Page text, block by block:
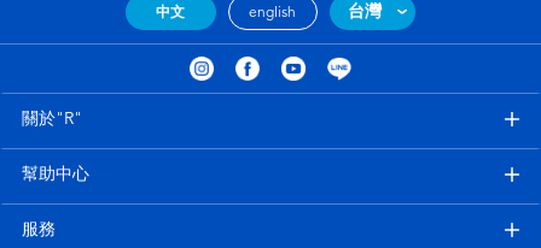
中文 english 台灣
關於"R"
幫助中心
服務